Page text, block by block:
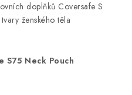
doplňků Coversafe S
ženského těla
S75 Neck Pouch